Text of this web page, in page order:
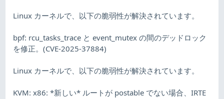
Linux カーネルで、以下の脆弱性が解決されています。
bpf: rcu_tasks_trace と event_mutex の間のデッドロック
を修正。(CVE-2025-37884)
Linux カーネルで、以下の脆弱性が解決されています。
KVM: x86: *新しい* ルートが postable でない場合、IRTE